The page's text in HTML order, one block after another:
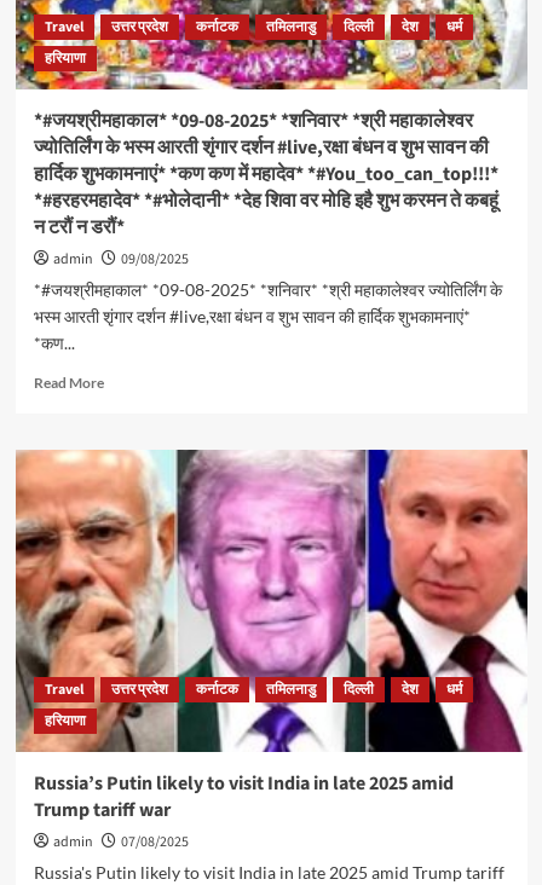
करेंगी
राष्ट्रपति
मुर्मु
Travel उत्तर प्रदेश कर्नाटक तमिलनाडु दिल्ली देश
धर्म
हरियाणा
*#जयश्रीमहाकाल* *09-08-2025* *शनिवार* *श्री महाकालेश्वर
ज्योतिर्लिंग के भस्म आरती शृंगार दर्शन #live,रक्षा बंधन व शुभ सावन की
हार्दिक शुभकामनाएं* *कण कण में महादेव* *#You_too_can_top!!!*
*#हरहरमहादेव* *#भोलेदानी* *देह शिवा वर मोहि इहै शुभ करमन ते कबहूं
न टरौं न डरौं*
admin
09/08/2025
*#जयश्रीमहाकाल* *09-08-2025* *शनिवार* *श्री महाकालेश्वर ज्योतिर्लिंग के
भस्म आरती शृंगार दर्शन #live,रक्षा बंधन व शुभ सावन की हार्दिक शुभकामनाएं*
*कण...
Read MoreRead
*#जयश्रीमहाकाल*
*09-
08-
2025*
*शनिवार*
*श्री
महाकालेश्वर
ज्योतिर्लिंग
के
भस्म
आरती
शृंगार
दर्शन
#live,रक्षा
व
शुभ
सावन
Travel उत्तर प्रदेश कर्नाटक तमिलनाडु दिल्ली देश
धर्म
हरियाणा
Russia’s Putin likely to visit India in late 2025 amid
Trump tariff war
admin
07/08/2025
Russia's Putin likely to visit India in late 2025 amid Trump tariff